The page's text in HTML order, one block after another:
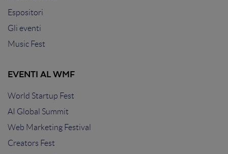
Espositori
Gli eventi
Music Fest
EVENTI AL WMF
World Startup Fest
AI Global Summit
Web Marketing Festival
Creators Fest